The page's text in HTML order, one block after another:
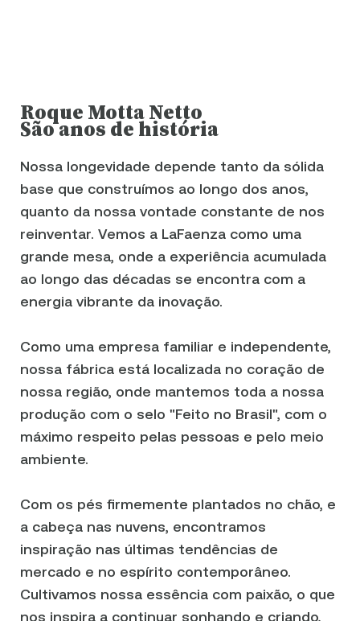
Roque Motta Netto
São anos de história
Nossa longevidade depende tanto da sólida
base que construímos ao longo dos anos,
quanto da nossa vontade constante de nos
reinventar. Vemos a LaFaenza como uma
grande mesa, onde a experiência acumulada
ao longo das décadas se encontra com a
energia vibrante da inovação.
Como uma empresa familiar e independente,
nossa fábrica está localizada no coração de
nossa região, onde mantemos toda a nossa
produção com o selo "Feito no Brasil", com o
máximo respeito pelas pessoas e pelo meio
ambiente.
Com os pés firmemente plantados no chão, e
a cabeça nas nuvens, encontramos
inspiração nas últimas tendências de
mercado e no espírito contemporâneo.
Cultivamos nossa essência com paixão, o que
nos inspira a continuar sonhando e criando,